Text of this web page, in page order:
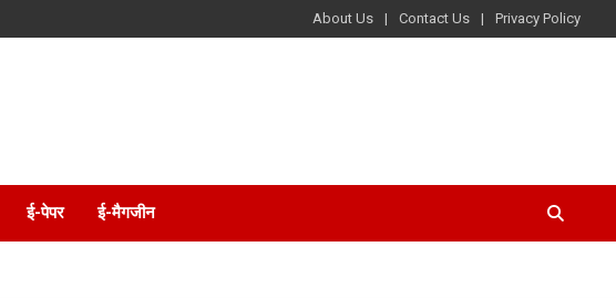
About Us Contact Us Privacy Policy
ई-पेपर ई-मैगजीन